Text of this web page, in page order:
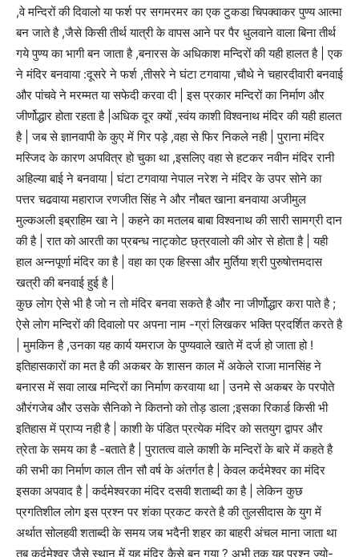
,वे मन्दिरों की दिवालो या फर्श पर सगमरमर का एक टुकडा चिपक्वाकर पुण्य आत्मा
बन जाते है ,जैसे किसी तीर्थ यात्री के वापस आने पर पैर धुलवाने वाला बिना तीर्थ
गये पुण्य का भागी बन जाता है ,बनारस के अधिकाश मन्दिरों की यही हालत है | एक
ने मंदिर बनवाया :दूसरे ने फर्श ,तीसरे ने घंटा टगवाया ,चौथे ने चहारदीवारी बनवाई
और पांचवे ने मरम्मत या सफेदी करवा दी | इस प्रकार मन्दिरों का निर्माण और
जीर्णोद्धार होता रहता है |अधिक दूर क्यों ,स्वंय काशी विश्वनाथ मंदिर की यही हालत
है | जब से ज्ञानवापी के कुए में गिर पड़े ,वहा से फिर निकले नही | पुराना मंदिर
मस्जिद के कारण अपवित्र हो चुका था ,इसलिए वहा से हटकर नवीन मंदिर रानी
अहिल्या बाई ने बनवाया | घंटा टगवाया नेपाल नरेश ने मंदिर के उपर सोने का
पत्तर चढवाया महाराज रणजीत सिंह ने और नौबत खाना बनवाया अजीमुल
मुल्कअली इब्राहिम खा ने | कहने का मतलब बाबा विश्वनाथ की सारी सामग्री दान
की है | रात को आरती का प्रबन्ध नाट्कोट छ्त्रवालो की ओर से होता है | यही
हाल अन्नपूर्णा मंदिर का है | वहा का एक हिस्सा और मुर्तिया श्री पुरुषोत्तमदास
खत्री की बनवाई हुई है |
कुछ लोग ऐसे भी है जो न तो मंदिर बनवा सकते है और ना जीर्णोद्धार करा पाते है ;
ऐसे लोग मन्दिरों की दिवालो पर अपना नाम -ग्रां लिखकर भक्ति प्रदर्शित करते है
| मुमकिन है ,उनका यह कार्य यमराज के पुण्यवाले खाते में दर्ज हो जाता हो !
इतिहासकारों का मत है की अकबर के शासन काल में अकेले राजा मानसिंह ने
बनारस में सवा लाख मन्दिरों का निर्माण करवाया था | उनमे से अकबर के परपोते
औरंगजेब और उसके सैनिको ने कितनो को तोड़ डाला ;इसका रिकार्ड किसी भी
इतिहास में प्राप्य नही है | काशी के पंडित प्रत्येक मंदिर को सतयुग द्वापर और
त्रेता के समय का है -बताते है | पुरातत्व वाले काशी के मन्दिरों के बारे में कहते है
की सभी का निर्माण काल तीन सौ वर्ष के अंतर्गत है | केवल कर्दमेश्वर का मंदिर
इसका अपवाद है | कर्दमेश्वरका मंदिर दसवी शताब्दी का है | लेकिन कुछ
प्रगतिशील लोग इस प्रश्न पर शंका प्रकट करते है की तुलसीदास के युग में
अर्थात सोलहवी शताब्दी के समय जब भदैनी शहर का बाहरी अंचल माना जाता था
तब कर्दमेश्वर जैसे स्थान में यह मंदिर कैसे बन गया ? अभी तक यह प्रश्न ज्यो-